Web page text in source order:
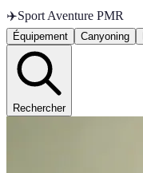
✈️Sport Aventure PMR
Équipement Canyoning
Rechercher